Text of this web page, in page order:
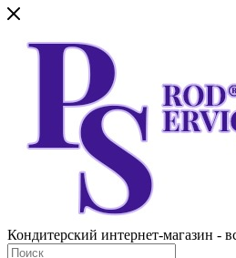
Кондитерский интернет-магазин -